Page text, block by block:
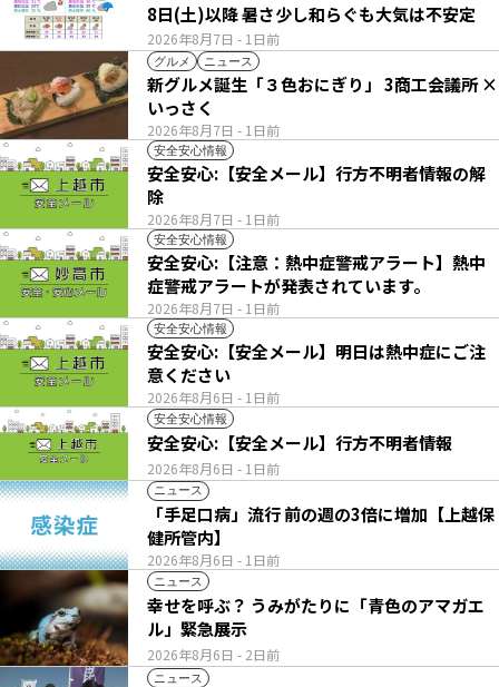
2026年8月7日 - 1日前
8日(土)以降 暑さ少し和らぐも大気は不安定
グルメ ニュース
2026年8月7日 - 1日前
新グルメ誕生「３色おにぎり」 3商工会議所 ×
いっさく
安全安心情報
2026年8月7日 - 1日前
安全安心:【安全メール】行方不明者情報の解
除
安全安心情報
2026年8月7日 - 1日前
安全安心:【注意：熱中症警戒アラート】熱中
症警戒アラートが発表されています。
安全安心情報
2026年8月6日 - 1日前
安全安心:【安全メール】明日は熱中症にご注
意ください
安全安心情報
2026年8月6日 - 1日前
安全安心:【安全メール】行方不明者情報
ニュース
2026年8月6日 - 1日前
「手足口病」流行 前の週の3倍に増加【上越保
健所管内】
ニュース
2026年8月6日 - 2日前
幸せを呼ぶ？ うみがたりに「青色のアマガエ
ル」緊急展示
ニュース